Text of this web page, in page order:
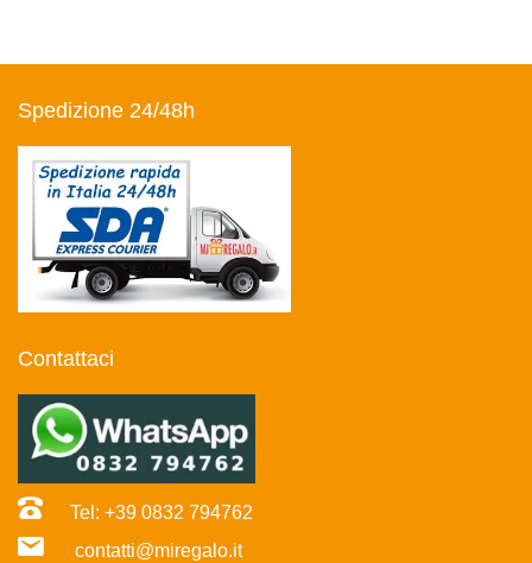
Spedizione 24/48h
Contattaci
Tel: +39 0832 794762
contatti@miregalo.it